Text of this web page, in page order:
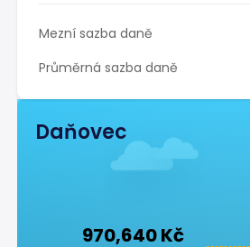
Mezní sazba daně
Průměrná sazba daně
Daňovec
970,640 Kč